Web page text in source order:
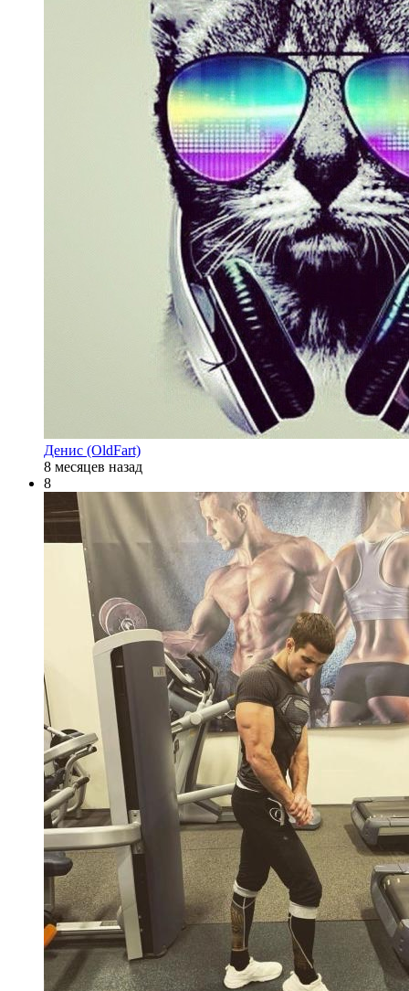
Денис (OldFart)
8 месяцев назад
8